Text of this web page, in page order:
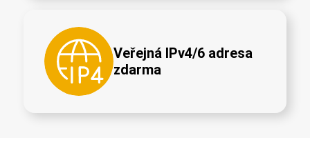
Veřejná IPv4/6 adresa
zdarma